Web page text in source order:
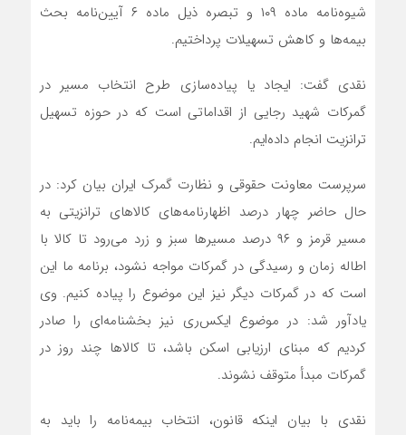
شیوه‌نامه ماده ۱۰۹ و تبصره ذیل ماده ۶ آیین‌نامه بحث
بیمه‌ها و کاهش تسهیلات پرداختیم.
نقدی گفت: ایجاد یا پیاده‌سازی طرح انتخاب مسیر در
گمرکات شهید رجایی از اقداماتی است که در حوزه تسهیل
ترانزیت انجام داده‌ایم.
سرپرست معاونت حقوقی و نظارت گمرک ایران بیان کرد: در
حال حاضر چهار درصد اظهارنامه‌های کالاهای ترانزیتی به
مسیر قرمز و ۹۶ درصد مسیرها سبز و زرد می‌رود تا کالا با
اطاله زمان و رسیدگی در گمرکات مواجه نشود، برنامه ما این
است که در گمرکات دیگر نیز این موضوع را پیاده کنیم. وی
یادآور شد: در موضوع ایکس‌ری نیز بخشنامه‌ای را صادر
کردیم که مبنای ارزیابی اسکن باشد، تا کالاها چند روز در
گمرکات مبدأ متوقف نشوند.
نقدی با بیان اینکه قانون، انتخاب بیمه‌نامه را باید به